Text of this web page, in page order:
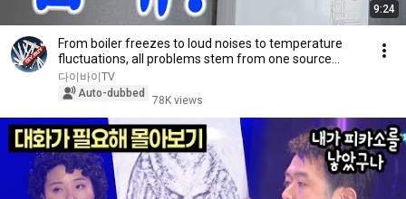
9:24
From boiler freezes to loud noises to temperature
fluctuations, all problems stem from one source...
다이바이TV
Auto-dubbed
78K views